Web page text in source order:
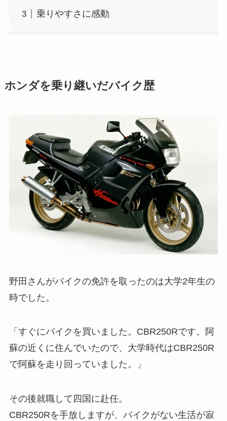
乗りやすさに感動
ホンダを乗り継いだバイク歴
野田さんがバイクの免許を取ったのは大学2年生の
時でした。
「すぐにバイクを買いました。CBR250Rです。阿
蘇の近くに住んでいたので、大学時代はCBR250R
で阿蘇を走り回っていました。」
その後就職して四国に赴任。
CBR250Rを手放しますが、バイクがない生活が寂